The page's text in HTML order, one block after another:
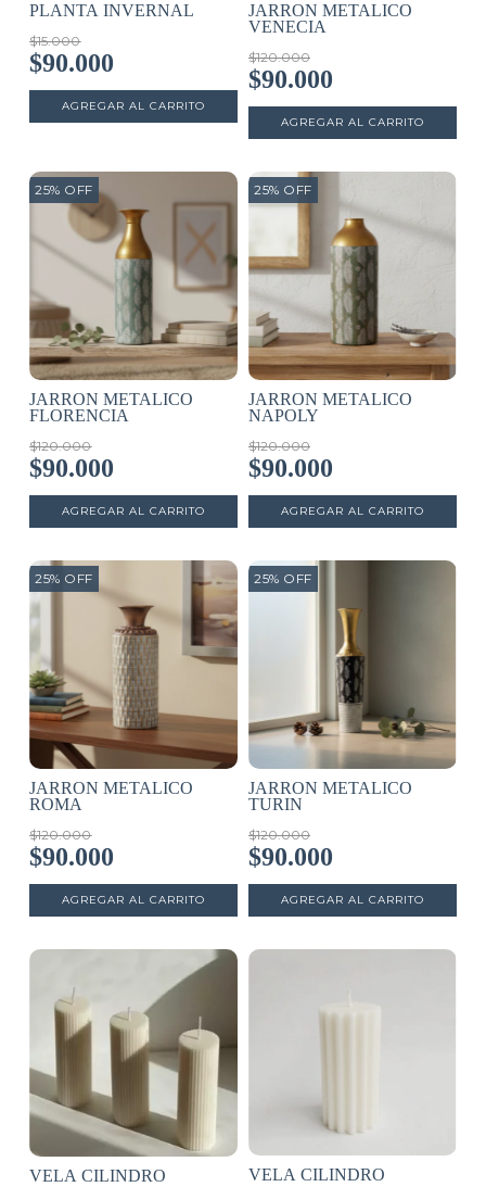
PLANTA INVERNAL
$15.000
$90.000
JARRON METALICO
VENECIA
$120.000
$90.000
25% OFF
JARRON METALICO
FLORENCIA
$120.000
$90.000
25% OFF
JARRON METALICO
NAPOLY
$120.000
$90.000
25% OFF
JARRON METALICO
ROMA
$120.000
$90.000
25% OFF
JARRON METALICO
TURIN
$120.000
$90.000
VELA CILINDRO VELA CILINDRO